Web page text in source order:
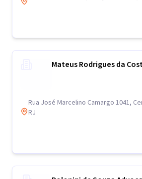
Mateus Rodrigues da
Rua José Marcelino Camargo 1041,
RJ